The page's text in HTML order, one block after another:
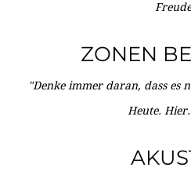
ZONEN
"Denke immer daran, dass es
Heute.